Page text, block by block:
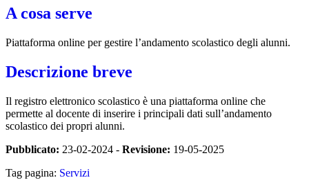
A cosa serve
Piattaforma online per gestire l’andamento scolastico degli alunni.
Descrizione breve
Il registro elettronico scolastico è una piattaforma online che
permette al docente di inserire i principali dati sull’andamento
scolastico dei propri alunni.
Pubblicato: 23-02-2024 - Revisione: 19-05-2025
Tag pagina: Servizi